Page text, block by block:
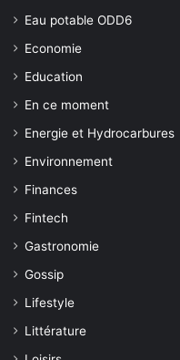
Eau potable ODD6
Economie
Education
En ce moment
Energie et Hydrocarbures
Environnement
Finances
Fintech
Gastronomie
Gossip
Lifestyle
Littérature